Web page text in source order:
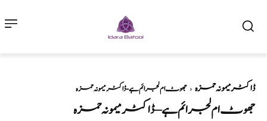
ڈاکٹر میمونہ حمزہ جھوٹ ام لجرائم ہے - ڈاکٹر میمونہ حمزہ
جھوٹ ام لجرائم ہے – ڈاکٹر میمونہ حمزہ